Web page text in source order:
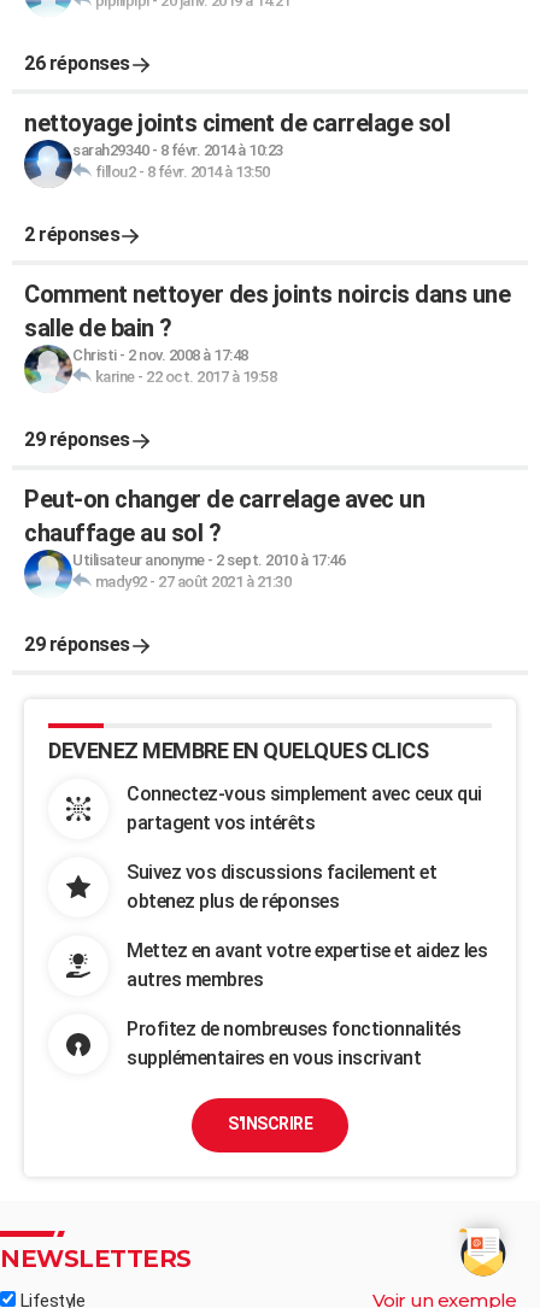
26 réponses
nettoyage joints ciment de carrelage sol
sarah29340- 8 févr. 2014 à 10:23
fillou2- 8 févr. 2014 à 13:50
2 réponses
Comment nettoyer des joints noircis dans une
salle de bain ?
Christi- 2 nov. 2008 à 17:48
karine- 22 oct. 2017 à 19:58
29 réponses
Peut-on changer de carrelage avec un
chauffage au sol ?
Utilisateur anonyme- 2 sept. 2010 à 17:46
mady92- 27 août 2021 à 21:30
29 réponses
DEVENEZ MEMBRE EN QUELQUES CLICS
Connectez-vous simplement avec ceux qui
partagent vos intérêts
Suivez vos discussions facilement et
obtenez plus de réponses
Mettez en avant votre expertise et aidez les
autres membres
Profitez de nombreuses fonctionnalités
supplémentaires en vous inscrivant
S'INSCRIRE
NEWSLETTERS
Lifestyle Voir un exemple